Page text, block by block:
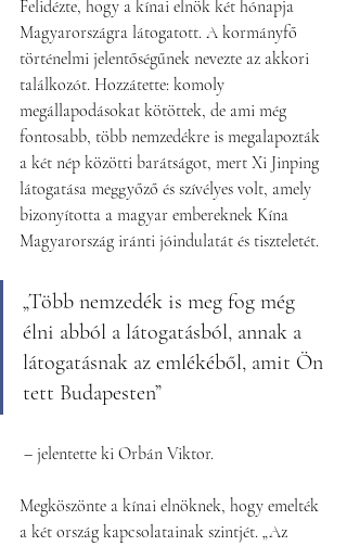
Felidézte, hogy a kínai elnök két hónapja
Magyarországra látogatott. A kormányfő
történelmi jelentőségűnek nevezte az akkori
találkozót. Hozzátette: komoly
megállapodásokat kötöttek, de ami még
fontosabb, több nemzedékre is megalapozták
a két nép közötti barátságot, mert Xi Jinping
látogatása meggyőző és szívélyes volt, amely
bizonyította a magyar embereknek Kína
Magyarország iránti jóindulatát és tiszteletét.
„Több nemzedék is meg fog még
élni abból a látogatásból, annak a
látogatásnak az emlékéből, amit Ön
tett Budapesten”
– jelentette ki Orbán Viktor.
Megköszönte a kínai elnöknek, hogy emelték
a két ország kapcsolatainak szintjét. „Az